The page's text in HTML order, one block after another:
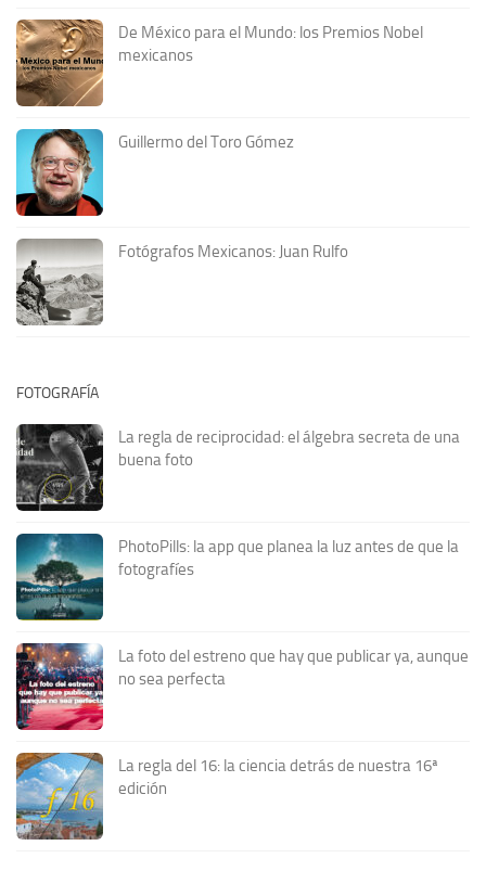
De México para el Mundo: los Premios Nobel
mexicanos
Guillermo del Toro Gómez
Fotógrafos Mexicanos: Juan Rulfo
FOTOGRAFÍA
La regla de reciprocidad: el álgebra secreta de una
buena foto
PhotoPills: la app que planea la luz antes de que la
fotografíes
La foto del estreno que hay que publicar ya, aunque
no sea perfecta
La regla del 16: la ciencia detrás de nuestra 16ª
edición